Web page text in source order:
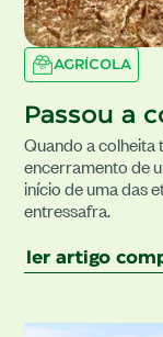
AGRÍCOLA
Passou a
Quando a colheita
encerramento de
início de uma das
entressafra.
ler artigo